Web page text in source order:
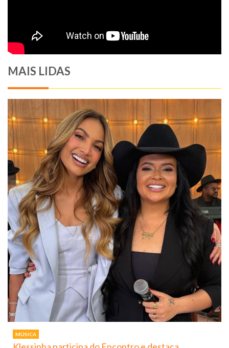
MAIS LIDAS
MÚSICA